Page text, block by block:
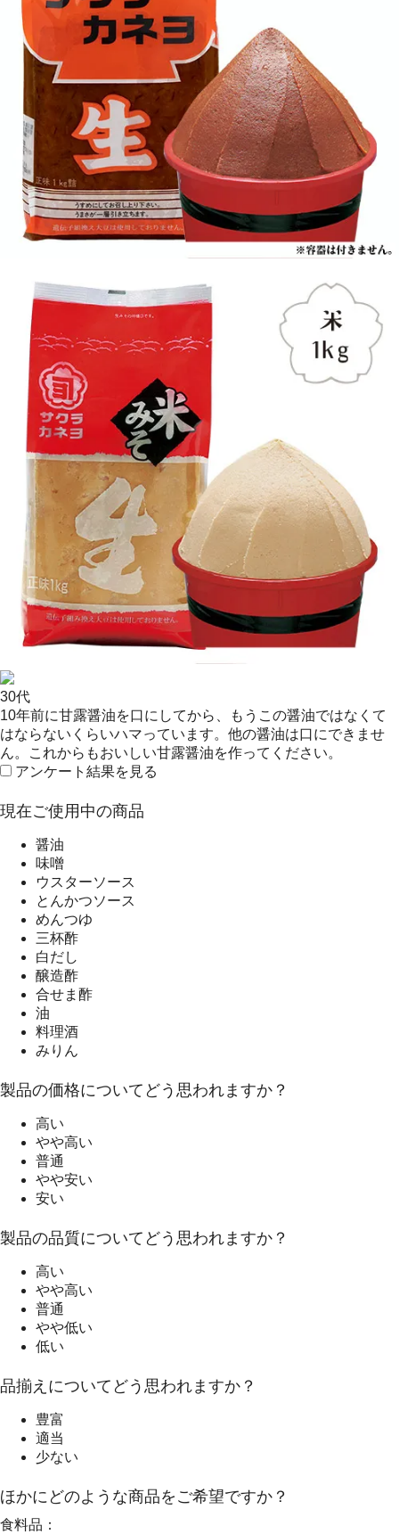
30代
10年前に甘露醤油を口にしてから、もうこの醤油ではなくて
はならないくらいハマっています。他の醤油は口にできませ
ん。これからもおいしい甘露醤油を作ってください。
アンケート結果を見る
現在ご使用中の商品
醤油
味噌
ウスターソース
とんかつソース
めんつゆ
三杯酢
白だし
醸造酢
合せま酢
油
料理酒
みりん
製品の価格についてどう思われますか？
高い
やや高い
普通
やや安い
安い
製品の品質についてどう思われますか？
高い
やや高い
普通
やや低い
低い
品揃えについてどう思われますか？
豊富
適当
少ない
ほかにどのような商品をご希望ですか？
食料品：